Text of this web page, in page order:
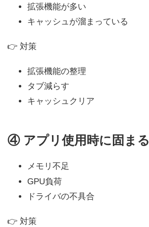
拡張機能が多い
キャッシュが溜まっている
👉 対策
拡張機能の整理
タブ減らす
キャッシュクリア
④ アプリ使用時に固まる
メモリ不足
GPU負荷
ドライバの不具合
👉 対策